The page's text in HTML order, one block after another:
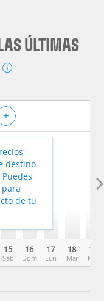
ÚLTIMAS
+
15
Sáb
16
Dom
17
Lun
18
Mar
19
Mié
destino
de tu